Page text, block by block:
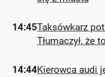
14:45Taksówkarz
Tłumaczył, że
14:44Kierowca audi